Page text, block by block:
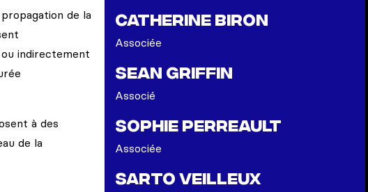
de la
indirectement
à des
de la
Catherine Biron
Associée
Sean Griffin
Associé
Sophie Perreault
Associée
Sarto Veilleux